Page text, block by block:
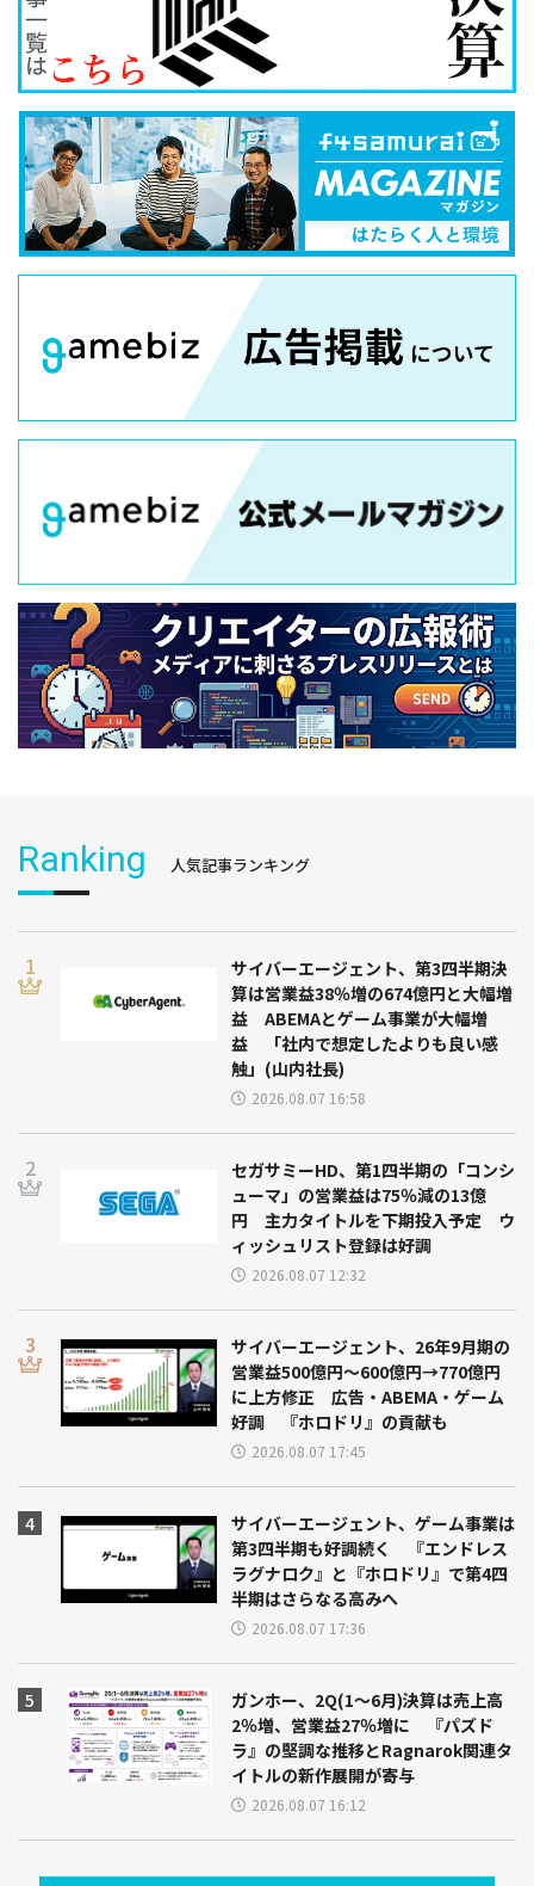
Ranking 人気記事ランキング
サイバーエージェント、第3四半期決
算は営業益38％増の674億円と大幅増
益 ABEMAとゲーム事業が大幅増
益 「社内で想定したよりも良い感
触」(山内社長)
2026.08.07 16:58
セガサミーHD、第1四半期の「コンシ
ューマ」の営業益は75％減の13億
円 主力タイトルを下期投入予定 ウ
ィッシュリスト登録は好調
2026.08.07 12:32
サイバーエージェント、26年9月期の
営業益500億円～600億円→770億円
に上方修正 広告・ABEMA・ゲーム
好調 『ホロドリ』の貢献も
2026.08.07 17:45
サイバーエージェント、ゲーム事業は
第3四半期も好調続く 『エンドレス
ラグナロク』と『ホロドリ』で第4四
半期はさらなる高みへ
2026.08.07 17:36
ガンホー、2Q(1～6月)決算は売上高
2％増、営業益27％増に 『パズド
ラ』の堅調な推移とRagnarok関連タ
イトルの新作展開が寄与
2026.08.07 16:12